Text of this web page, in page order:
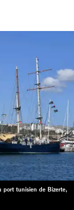
port tunisien de Bizerte,